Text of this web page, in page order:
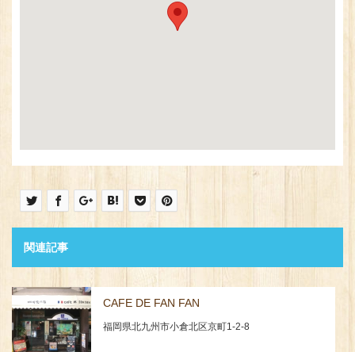
関連記事
CAFE DE FAN FAN
福岡県北九州市小倉北区京町1-2-8